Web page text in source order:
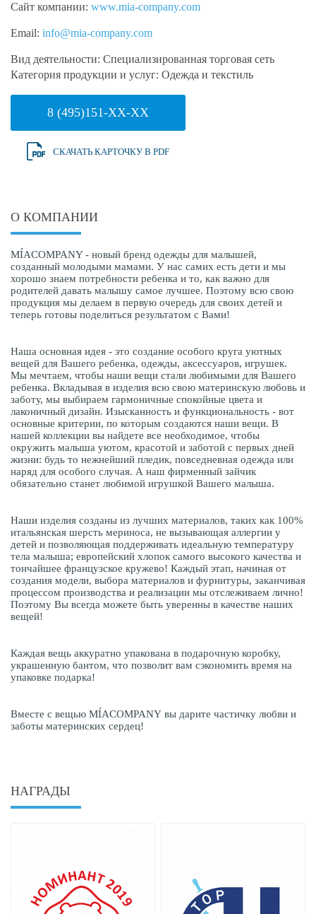
Сайт компании: www.mia-company.com
Email: info@mia-company.com
Вид деятельности: Специализированная торговая сеть
Категория продукции и услуг: Одежда и текстиль
8 (495)151-XX-XX
СКАЧАТЬ КАРТОЧКУ В PDF
О КОМПАНИИ
MÍACOMPANY - новый бренд одежды для малышей,
созданный молодыми мамами. У нас самих есть дети и мы
хорошо знаем потребности ребенка и то, как важно для
родителей давать малышу самое лучшее. Поэтому всю свою
продукция мы делаем в первую очередь для своих детей и
теперь готовы поделиться результатом с Вами!
Наша основная идея - это создание особого круга уютных
вещей для Вашего ребенка, одежды, аксессуаров, игрушек.
Мы мечтаем, чтобы наши вещи стали любимыми для Вашего
ребенка. Вкладывая в изделия всю свою материнскую любовь и
заботу, мы выбираем гармоничные спокойные цвета и
лаконичный дизайн. Изысканность и функциональность - вот
основные критерии, по которым создаются наши вещи. В
нашей коллекции вы найдете все необходимое, чтобы
окружить малыша уютом, красотой и заботой с первых дней
жизни: будь то нежнейший пледик, повседневная одежда или
наряд для особого случая. А наш фирменный зайчик
обязательно станет любимой игрушкой Вашего малыша.
Наши изделия созданы из лучших материалов, таких как 100%
итальянская шерсть мериноса, не вызывающая аллергии у
детей и позволяющая поддерживать идеальную температуру
тела малыша; европейский хлопок самого высокого качества и
тончайшее французское кружево! Каждый этап, начиная от
создания модели, выбора материалов и фурнитуры, заканчивая
процессом производства и реализации мы отслеживаем лично!
Поэтому Вы всегда можете быть уверенны в качестве наших
вещей!
Каждая вещь аккуратно упакована в подарочную коробку,
украшенную бантом, что позволит вам сэкономить время на
упаковке подарка!
Вместе с вещью MÍACOMPANY вы дарите частичку любви и
заботы материнских сердец!
НАГРАДЫ